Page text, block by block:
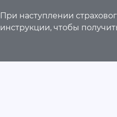
При наступлении
инструкции, чтобы